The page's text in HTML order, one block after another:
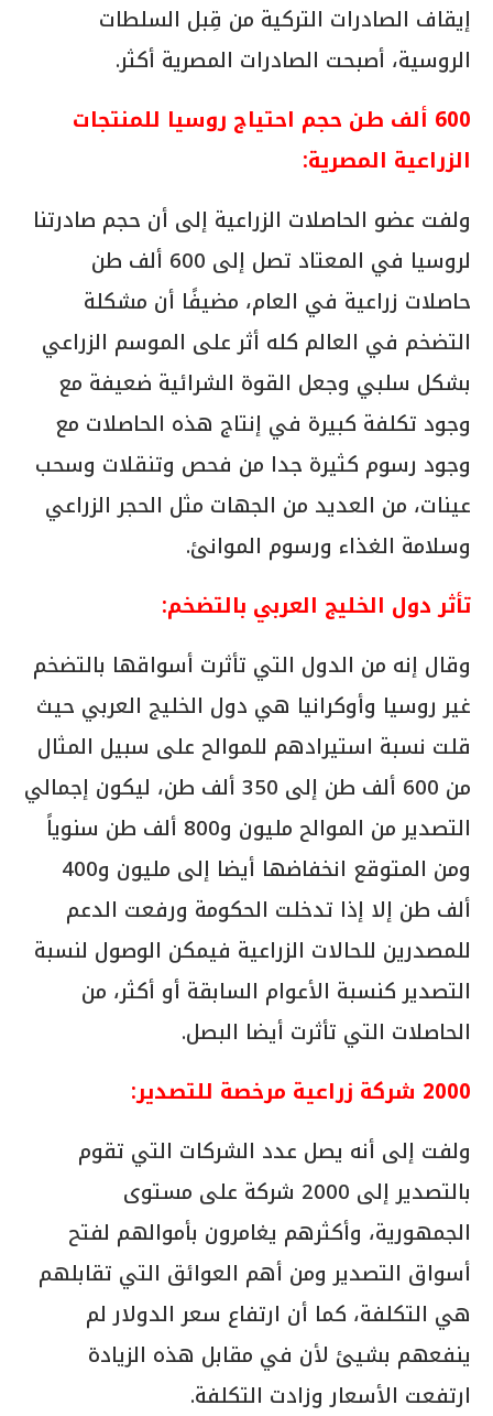
إيقاف الصادرات التركية من قِبل السلطات
الروسية، أصبحت الصادرات المصرية أكثر.
600 ألف طن حجم احتياج روسيا للمنتجات
الزراعية المصرية:
ولفت عضو الحاصلات الزراعية إلى أن حجم صادرتنا
لروسيا في المعتاد تصل إلى 600 ألف طن
حاصلات زراعية في العام، مضيفًا أن مشكلة
التضخم في العالم كله أثر على الموسم الزراعي
بشكل سلبي وجعل القوة الشرائية ضعيفة مع
وجود تكلفة كبيرة في إنتاج هذه الحاصلات مع
وجود رسوم كثيرة جدا من فحص وتنقلات وسحب
عينات، من العديد من الجهات مثل الحجر الزراعي
وسلامة الغذاء ورسوم الموانئ.
تأثر دول الخليج العربي بالتضخم:
وقال إنه من الدول التي تأثرت أسواقها بالتضخم
غير روسيا وأوكرانيا هي دول الخليج العربي حيث
قلت نسبة استيرادهم للموالح على سبيل المثال
من 600 ألف طن إلى 350 ألف طن، ليكون إجمالي
التصدير من الموالح مليون و800 ألف طن سنوياً
ومن المتوقع انخفاضها أيضا إلى مليون و400
ألف طن إلا إذا تدخلت الحكومة ورفعت الدعم
للمصدرين للحالات الزراعية فيمكن الوصول لنسبة
التصدير كنسبة الأعوام السابقة أو أكثر، من
الحاصلات التي تأثرت أيضا البصل.
2000 شركة زراعية مرخصة للتصدير:
ولفت إلى أنه يصل عدد الشركات التي تقوم
بالتصدير إلى 2000 شركة على مستوى
الجمهورية، وأكثرهم يغامرون بأموالهم لفتح
أسواق التصدير ومن أهم العوائق التي تقابلهم
هي التكلفة، كما أن ارتفاع سعر الدولار لم
ينفعهم بشيئ لأن في مقابل هذه الزيادة
ارتفعت الأسعار وزادت التكلفة.